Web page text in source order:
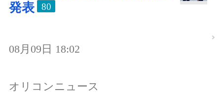
発表
80
08月09日 18:02
オリコンニュース